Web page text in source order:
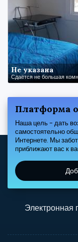
Не указана
Платформа
Наша цель - дать
самостоятельно
Интернете. Мы
приближают вас к
Электронная